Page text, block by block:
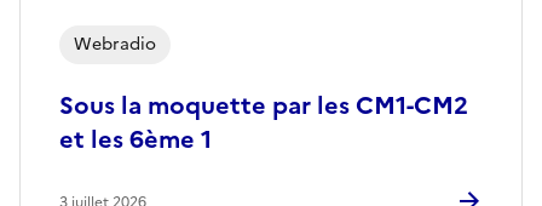
Sous la moquette par les CM1-CM2
et les 6ème 1
Webradio